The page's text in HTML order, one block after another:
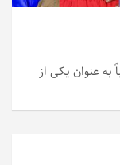
به عنوان یکی از